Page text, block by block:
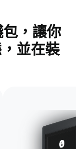
，讓你
並在裝